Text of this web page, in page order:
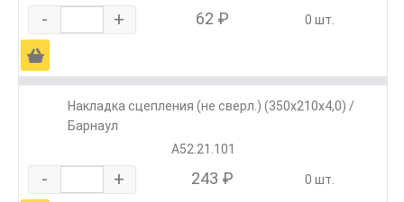
- + 62 ₽ 0 шт.
Ä
Накладка сцепления (не сверл.) (350х210х4,0) /
Барнаул
A52.21.101
- + 243 ₽ 0 шт.